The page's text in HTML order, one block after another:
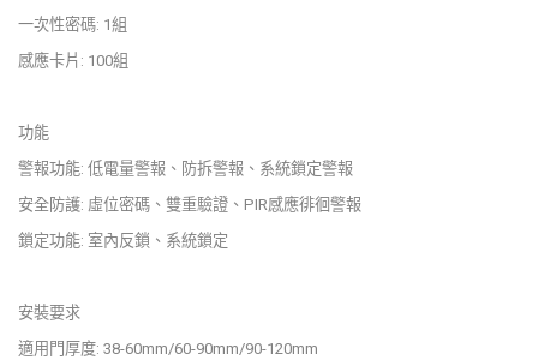
一次性密碼: 1組
感應卡片: 100組
功能
警報功能: 低電量警報、防拆警報、系統鎖定警報
安全防護: 虛位密碼、雙重驗證、PIR感應徘徊警報
鎖定功能: 室內反鎖、系統鎖定
安裝要求
適用門厚度: 38-60mm/60-90mm/90-120mm